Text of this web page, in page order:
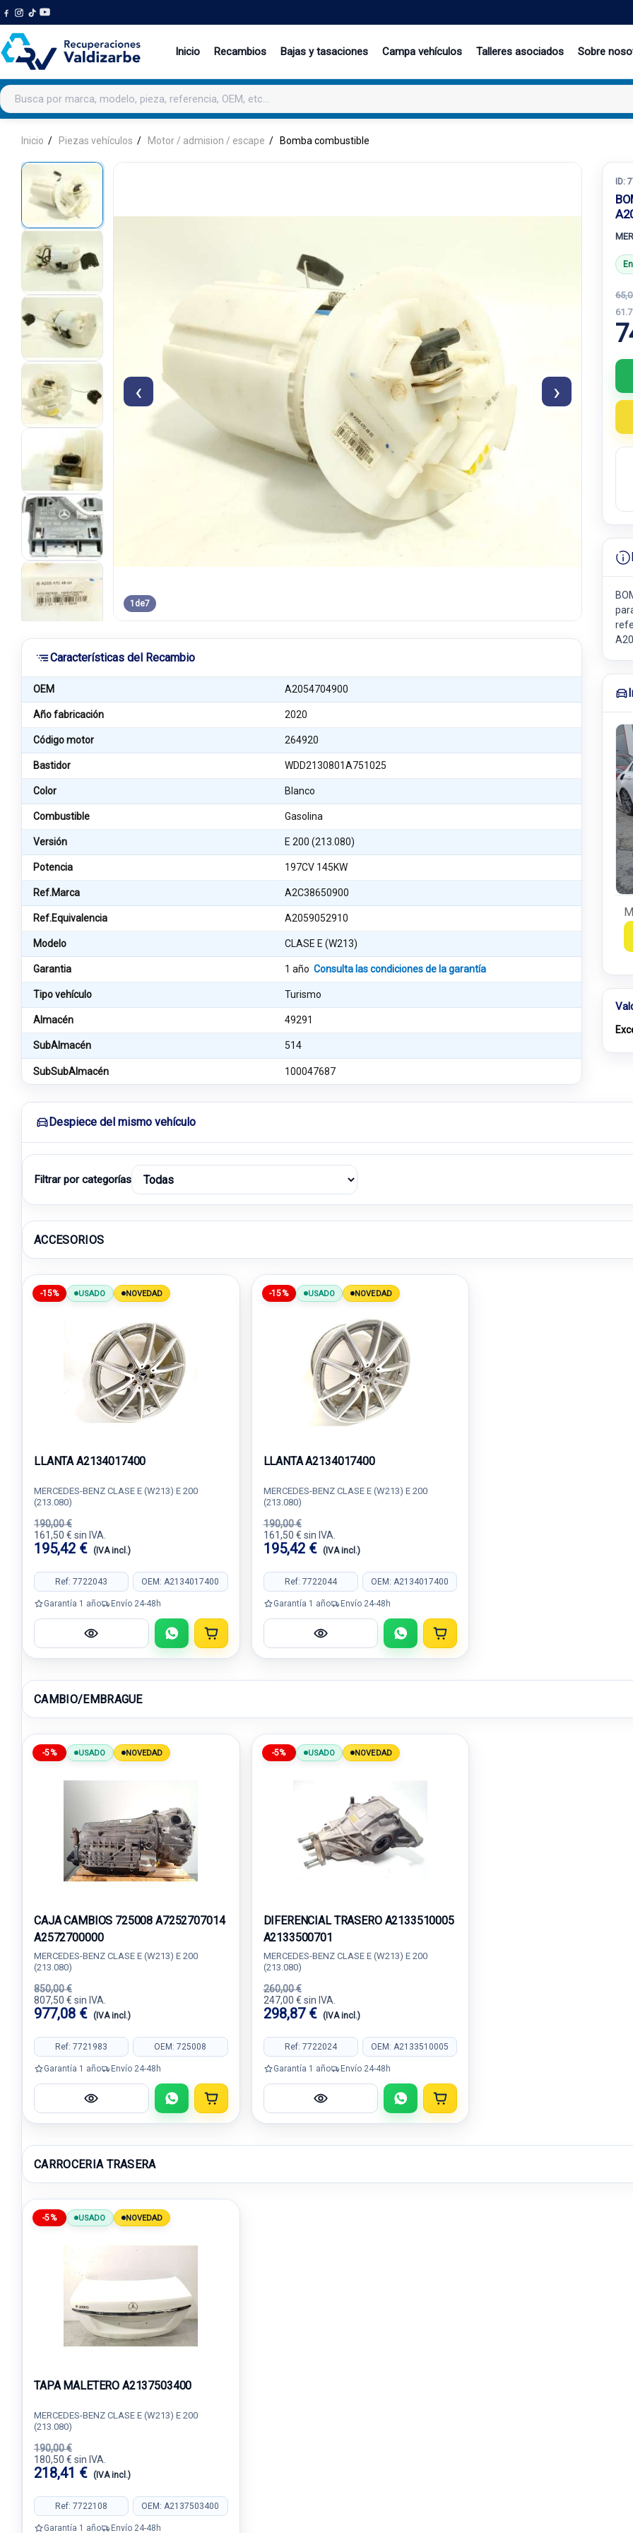
Inicio Recambios Bajas y tasaciones Campa vehículos Talleres asociados Sobre
Buscar productos
Inicio Piezas vehículos Motor / admision / escape Bomba combustible
‹ ›
1 de7
Características del Recambio
OEM A2054704900
Año fabricación 2020
Código motor 264920
Bastidor WDD2130801A751025
Color Blanco
Combustible Gasolina
Versión E 200 (213.080)
Potencia 197CV 145KW
Ref.Marca A2C38650900
Ref.Equivalencia A2059052910
Modelo CLASE E (W213)
Garantia 1 añoConsulta las condiciones de la garantía
Tipo vehículo Turismo
Almacén 49291
SubAlmacén 514
SubSubAlmacén 100047687
ID:
Despiece del mismo vehículo
Filtrar por categorías
ACCESORIOS
-15% USADO NOVEDAD
LLANTA A2134017400
MERCEDES-BENZ CLASE E (W213) E 200
(213.080)
190,00 €
161,50 € sin IVA.
195,42 € (IVA incl.)
Ref: 7722043 OEM: A2134017400
Garantía 1 año Envío 24-48h
-15% USADO NOVEDAD
LLANTA A2134017400
MERCEDES-BENZ CLASE E (W213) E 200
(213.080)
190,00 €
161,50 € sin IVA.
195,42 € (IVA incl.)
Ref: 7722044 OEM: A2134017400
Garantía 1 año Envío 24-48h
CAMBIO/EMBRAGUE
-5% USADO NOVEDAD
CAJA CAMBIOS 725008 A7252707014
A2572700000
MERCEDES-BENZ CLASE E (W213) E 200
(213.080)
850,00 €
807,50 € sin IVA.
977,08 € (IVA incl.)
Ref: 7721983 OEM: 725008
Garantía 1 año Envío 24-48h
-5% USADO NOVEDAD
DIFERENCIAL TRASERO A2133510005
A2133500701
MERCEDES-BENZ CLASE E (W213) E 200
(213.080)
260,00 €
247,00 € sin IVA.
298,87 € (IVA incl.)
Ref: 7722024 OEM: A2133510005
Garantía 1 año Envío 24-48h
CARROCERIA TRASERA
-5% USADO NOVEDAD
TAPA MALETERO A2137503400
MERCEDES-BENZ CLASE E (W213) E 200
(213.080)
190,00 €
180,50 € sin IVA.
218,41 € (IVA incl.)
Ref: 7722108 OEM: A2137503400
Garantía 1 año Envío 24-48h